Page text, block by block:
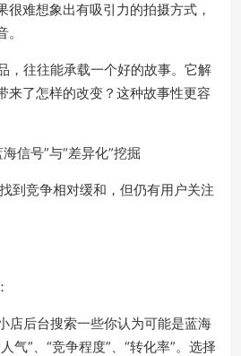
很难想象出有吸引力的拍摄方式，
，往往能承载一个好的故事。它解
来了怎样的改变？这种故事性更容
信号”与“差异化”挖掘
到竞争相对缓和，但仍有用户关注
店后台搜索一些你认为可能是蓝海
气”、“竞争程度”、“转化率”。选择